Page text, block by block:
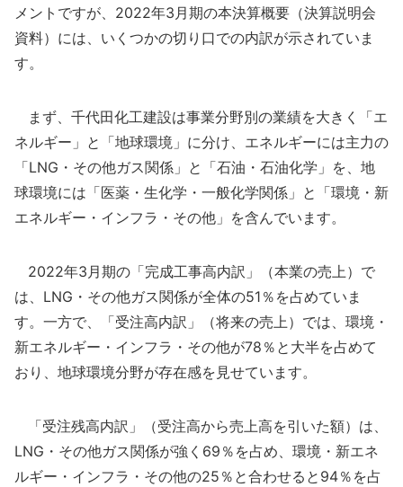
メントですが、2022年3月期の本決算概要（決算説明会
資料）には、いくつかの切り口での内訳が示されていま
す。
まず、千代田化工建設は事業分野別の業績を大きく「エ
ネルギー」と「地球環境」に分け、エネルギーには主力の
「LNG・その他ガス関係」と「石油・石油化学」を、地
球環境には「医薬・生化学・一般化学関係」と「環境・新
エネルギー・インフラ・その他」を含んでいます。
2022年3月期の「完成工事高内訳」（本業の売上）で
は、LNG・その他ガス関係が全体の51％を占めていま
す。一方で、「受注高内訳」（将来の売上）では、環境・
新エネルギー・インフラ・その他が78％と大半を占めて
おり、地球環境分野が存在感を見せています。
「受注残高内訳」（受注高から売上高を引いた額）は、
LNG・その他ガス関係が強く69％を占め、環境・新エネ
ルギー・インフラ・その他の25％と合わせると94％を占